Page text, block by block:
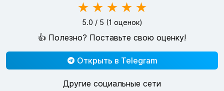
★ ★ ★ ★ ★
5.0 / 5 (1 оценок)
👍 Полезно? Поставьте свою оценку!
Открыть в Telegram
Другие социальные сети